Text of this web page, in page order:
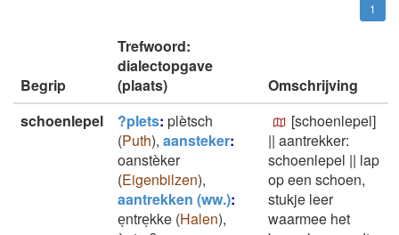
1
Begrip
Trefwoord:
dialectopgave
(plaats)
Omschrijving
schoenlepel
?plets: plètsch
(Puth), aansteker:
oanstèker
(Eigenbilzen),
aantrekken (ww.):
eͅntreͅkke (Halen),
[schoenlepel]
|| aantrekker:
schoenlepel || lap
op een schoen,
stukje leer
waarmee het